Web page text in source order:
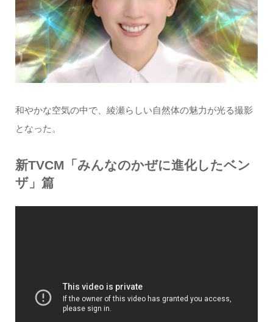
和やかな空気の中で、綾瀬らしい自然体の魅力が光る撮影
となった。
新TVCM「みんなのかぜに進化したベン
ザ」篇